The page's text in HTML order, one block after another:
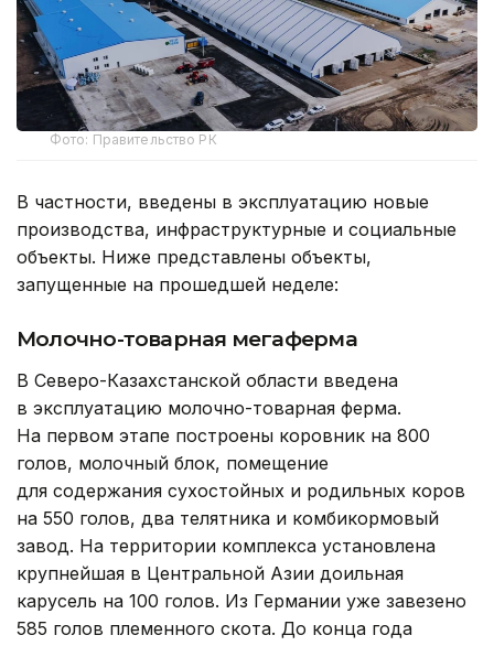
Фото: Правительство РК
В частности, введены в эксплуатацию новые
производства, инфраструктурные и социальные
объекты. Ниже представлены объекты,
запущенные на прошедшей неделе:
Молочно-товарная мегаферма
В Северо-Казахстанской области введена
в эксплуатацию молочно-товарная ферма.
На первом этапе построены коровник на 800
голов, молочный блок, помещение
для содержания сухостойных и родильных коров
на 550 голов, два телятника и комбикормовый
завод. На территории комплекса установлена
крупнейшая в Центральной Азии доильная
карусель на 100 голов. Из Германии уже завезено
585 голов племенного скота. До конца года